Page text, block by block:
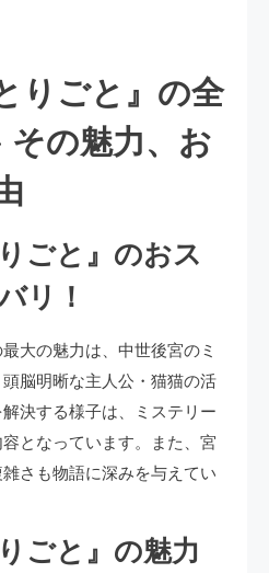
りごと』の全
の魅力、お
ごと』のおス
リ！
大の魅力は、中世後宮のミ
脳明晰な主人公・猫猫の活
決する様子は、ミステリー
となっています。また、宮
さも物語に深みを与えてい
ごと』の魅力